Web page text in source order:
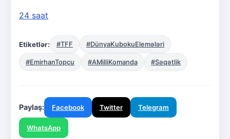
24 saat
Etiketlər: #TFF #DünyaKubokuElemələri
#EmirhanTopçu #AMilliKomanda #Səqətlik
Paylaş: Facebook Twitter Telegram
WhatsApp